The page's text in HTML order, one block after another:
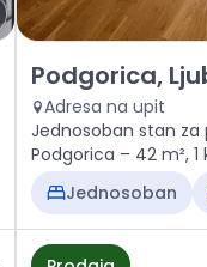
Prodaja - Stan
Podgorica,
Adresa na upit
Jednosoban stan za
Podgorica – 42 m²,
99.360 €
Jednosoban